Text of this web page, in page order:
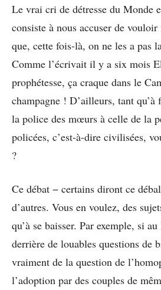
Le vrai cri de détresse du Monde
consiste à nous accuser de
que, cette fois-là, on ne les a pas
Comme l’écrivait il y a six mois
prophétesse, ça craque dans le
champagne ! D’ailleurs, tant
la police des mœurs à celle de la
policées, c’est-à-dire civilisées,
?
Ce débat − certains diront ce
d’autres. Vous en voulez, des
qu’à se baisser. Par exemple, si
derrière de louables questions de
vraiment de la question de
l’adoption par des couples de